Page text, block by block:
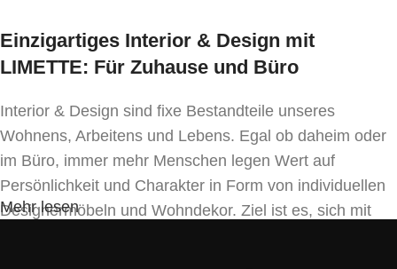
Einzigartiges Interior & Design mit
LIMETTE: Für Zuhause und Büro
Interior & Design sind fixe Bestandteile unseres
Wohnens, Arbeitens und Lebens. Egal ob daheim oder
im Büro, immer mehr Menschen legen Wert auf
Persönlichkeit und Charakter in Form von individuellen
Designermöbeln und Wohndekor. Ziel ist es, sich mit
Mehr lesen